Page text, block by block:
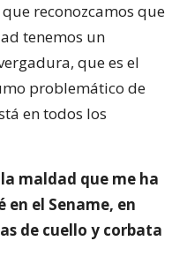
que reconozcamos que
tenemos un
que es el
problemático de
en todos los
maldad que me ha
el Sename, en
de cuello y corbata